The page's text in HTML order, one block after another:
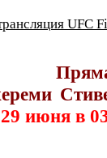
UFC
июня в